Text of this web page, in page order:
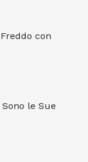
con
le Sue